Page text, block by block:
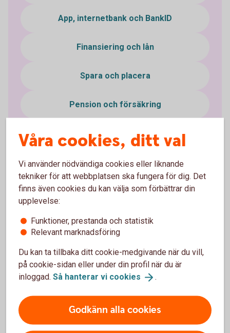
App, internetbank och BankID
Finansiering och lån
Spara och placera
Pension och försäkring
Bedrägerier
Digital support
Vi har samlat vanliga frågor och svar för våra digitala
digitala ärenden.
Digitalsupport
Våra cookies, ditt val
Vi använder nödvändiga cookies eller liknande
tekniker för att webbplatsen ska fungera för dig. Det
finns även cookies du kan välja som förbättrar din
upplevelse:
Funktioner, prestanda och statistik
Relevant marknadsföring
Du kan ta tillbaka ditt cookie-medgivande när du vill,
på cookie-sidan eller under din profil när du är
inloggad. Så hanterar vi cookies .
Godkänn alla cookies